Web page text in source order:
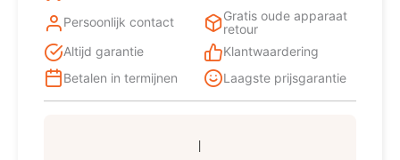
Persoonlijk contact
Gratis oude apparaat
retour
Altijd garantie
Klantwaardering
Betalen in termijnen
Laagste prijsgarantie